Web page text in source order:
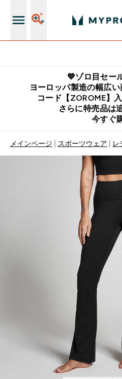
💙ゾロ目セー
ヨーロッパ製造の幅広
コード【ZOROME】
さらに特売品は
今すぐ
メインページ スポーツウェア レ